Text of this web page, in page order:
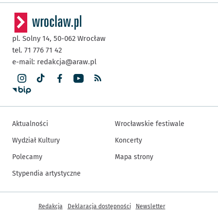
pl. Solny 14, 50-062 Wrocław
tel. 71 776 71 42
e-mail: redakcja@araw.pl
Aktualności
Wydział Kultury
Polecamy
Stypendia artystyczne
Wrocławskie festiwale
Koncerty
Mapa strony
Inne informacje
Redakcja Deklaracja dostępności Newsletter